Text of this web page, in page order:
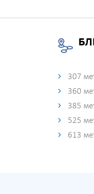
307
360
385
525
613